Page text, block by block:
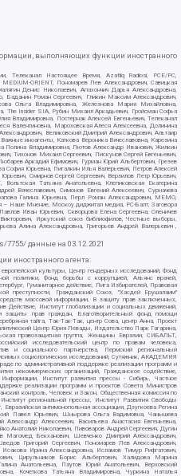
выполняющих функции иностранного
Телеканал Настоящее Время, Azatliq Radiosi, PCE/PC,
ORIENT, Пономарев Лев Александрович, Савицкая
Денис Николаевич, Апахончич Дарья Александровна,
Баданин Роман Сергеевич, Гликин Максим Александрович,
Ольга Владимировна, Железнова Мария Михайловна,
The Insider SIA, Рубин Михаил Аркадьевич, Гройсман Софья
Владимировна, Постернак Алексей Евгеньевич, Телеканал
Валентиновна, Мароховская Алеся Алексеевна, Долинина
Великовский Дмитрий Александрович, Альтаир
иноагенты, Каткова Вероника Вячеславовна, Карезина
Полина Владимировна, Лютов Александр Иванович, Жилкин
Тихонов Михаил Сергеевич, Пискунов Сергей Евгеньевич,
Аркадий Ефимович, Гурман Юрий Альбертович, Грезев
София Юрьевна, Пигалкин Илья Валерьевич, Петров Алексей
Смирнов Сергей Сергеевич, Верзилов Петр Юрьевич,
Татьяна Анатольевна, Клепиковская Екатерина
Вячеславович, Симонов Евгений Алексеевич, Сурначева
Галина Юрьевна, Перл Роман Александрович, МЕМО,
– Наше Мнение, Москоу диджитал медиа, РС-Балт, Заговора
Иван Юрьевич, Скворцова Елена Сергеевна, Оленичев
Иркутский союз библиофилов, Честные выборы,
Алина Александровна, Григорьев Андрей Валерьевич ,
7755/данные на 03.12.2021
иностранного агента:
культуры, Центр гендерных исследований, Фонд
политики, Фонд борьбы с коррупцией, Альянс врачей,
Гуманитарное действие, Лига Избирателей, Правовая
преступности, Гражданский Союз, "Хасдей Ерушалаим"
массовой информации, В защиту прав заключенных,
Действие, Институт глобализации и социальных движений,
прав граждан, Благотворительный фонд помощи
тайга, Так-Так-Так, центр Сова, центр Анна, Проект
Центр Юрия Левады, Издательство Парк Гагарина,
правозащитная группа, Женщины Евразии, СИБАЛЬТ,
исследовательский центр по правам человека,
и социального партнерства, Пермский региональный
социологических исследований, Сутяжник, АКАДЕМИЯ
по административной поддержке реализации программ и
некоммерческих организаций, Гражданское содействие,
Институт развития прессы - Сибирь, Частное
реализации программ и проектов Совета Министров
контроль, Человек и Закон, Общественная комиссия по
региональной прессы, Институт Развития Свободы
антимонопольная ассоциация, Дзугкоева Регина
Павел Юрьевич, Шнырова Ольга Вадимовна, Чанышева
Алексеевич, Васильева Анастасия Евгеньевна,
Анатолий Николаевич, Пивоваров Андрей Сергеевич, Дугин
Магомед Бекханович, Шевченко Дмитрий Александрович,
Григорий Сергеевич, Пономарев Лев Александрович,
Ирина Александровна, Исламов Тимур Рифгатович,
Цирульников Борис Альбертович, Халидова Марина
Анатольевна, Паутов Юрий Анатольевич, Верховский
Кочеткова Татьяна Владимировна, Чуркина Наталья